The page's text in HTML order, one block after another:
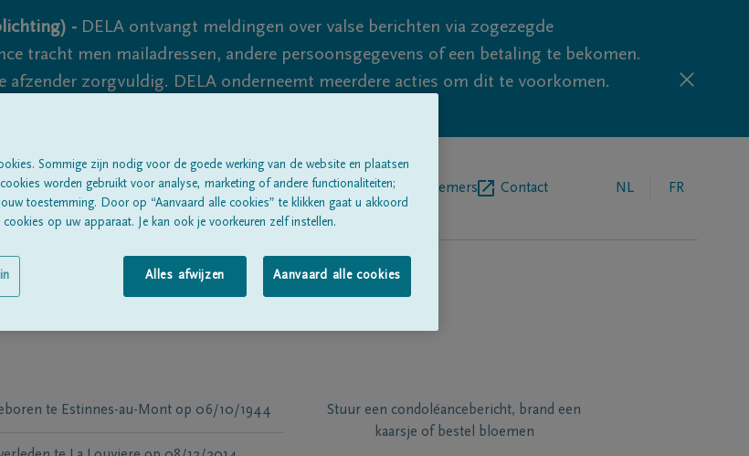
- DELA ontvangt meldingen over valse berichten via zogezegde
tracht men mailadressen, andere persoonsgegevens of een betaling te bekomen.
zorgvuldig. DELA onderneemt meerdere acties om dit te voorkomen.
uit te sluiten, dus blijf waakzaam.
Alle rouwberichten Over onsBegrafenisondernemers Contact NL FR
te Estinnes-au-Mont op 06/10/1944
Stuur een condoléancebericht, brand een
kaarsje of bestel bloemen
Sommige zijn nodig voor de goede werking van de website en plaatsen
worden gebruikt voor analyse, marketing of andere functionaliteiten;
toestemming. Door op “Aanvaard alle cookies” te klikken gaat u akkoord
op uw apparaat. Je kan ook je voorkeuren zelf instellen.
Alles afwijzen Aanvaard alle cookies